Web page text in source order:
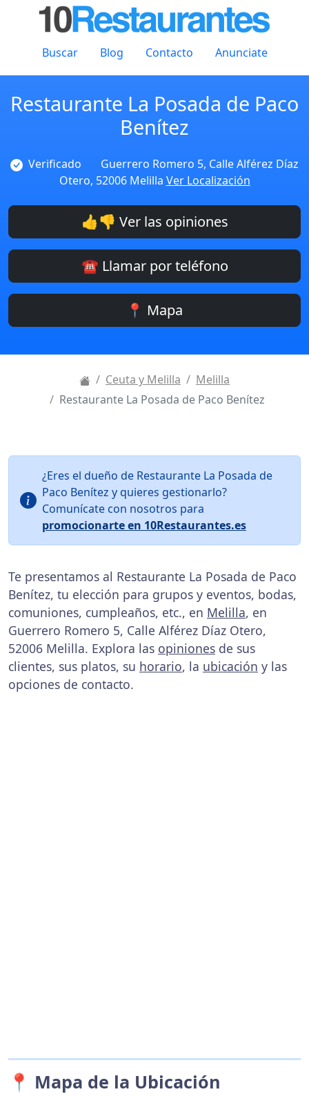
Buscar Blog Contacto Anunciate
Restaurante La Posada de Paco
Benítez
Verificado
Guerrero Romero 5, Calle Alférez Díaz
Otero, 52006 Melilla Ver Localización
👍👎 Ver las opiniones
☎️ Llamar por teléfono
📍 Mapa
Ceuta y Melilla
Melilla
Restaurante La Posada de Paco Benítez
¿Eres el dueño de Restaurante La Posada de
Paco Benítez y quieres gestionarlo?
Comunícate con nosotros para
promocionarte en 10Restaurantes.es
Te presentamos al Restaurante La Posada de Paco
Benítez, tu elección para grupos y eventos, bodas,
comuniones, cumpleaños, etc., en Melilla, en
Guerrero Romero 5, Calle Alférez Díaz Otero,
52006 Melilla. Explora las opiniones de sus
clientes, sus platos, su horario, la ubicación y las
opciones de contacto.
📍 Mapa de la Ubicación